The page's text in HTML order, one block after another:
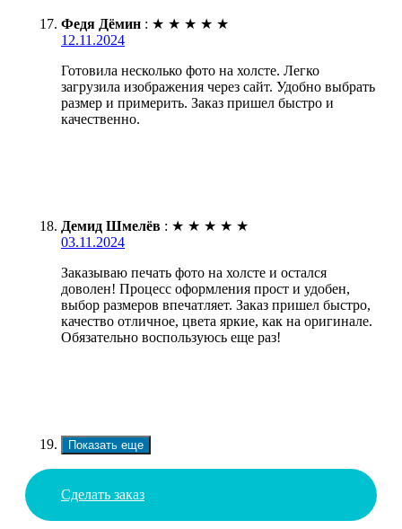
Федя Дёмин : ★ ★ ★ ★ ★
12.11.2024
Готовила несколько фото на холсте. Легко
загрузила изображения через сайт. Удобно выбрать
размер и примерить. Заказ пришел быстро и
качественно.
Демид Шмелёв : ★ ★ ★ ★ ★
03.11.2024
Заказываю печать фото на холсте и остался
доволен! Процесс оформления прост и удобен,
выбор размеров впечатляет. Заказ пришел быстро,
качество отличное, цвета яркие, как на оригинале.
Обязательно воспользуюсь еще раз!
Показать еще
Сделать заказ